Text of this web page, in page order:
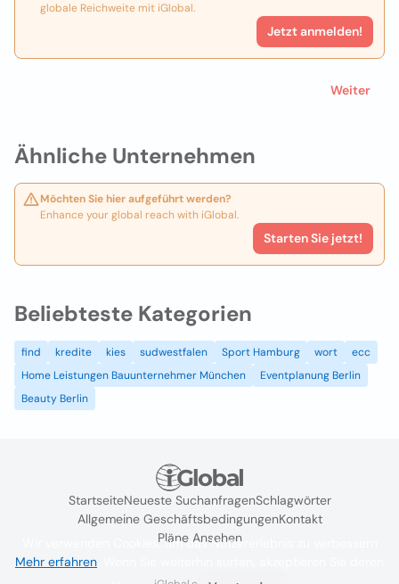
Ähnliche Unternehmen
Möchten Sie hier aufgeführt werden?
Enhance your global reach with iGlobal.
Starten Sie jetzt!
globale Reichweite mit iGlobal.
Jetzt anmelden!
Weiter
Beliebteste Kategorien
find kredite kies sudwestfalen Sport Hamburg wort
ecc
Home Leistungen Bauunternehmer München
Eventplanung Berlin
Beauty Berlin
StartseiteNeueste SuchanfragenSchlagwörter
Allgemeine GeschäftsbedingungenKontakt
Pläne Ansehen
Wir verwenden Cookies, um das Nutzererlebnis zu verbessern
Mehr erfahren